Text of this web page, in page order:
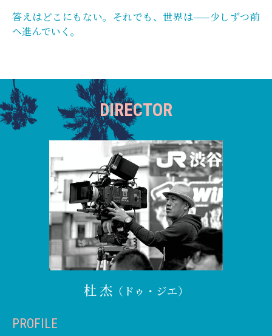
答えはどこにもない。それでも、世界は——少しずつ前
へ進んでいく。
DIRECTOR
杜 杰（ドゥ・ジエ）
PROFILE